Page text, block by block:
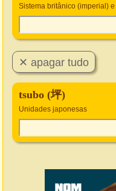
Sistema britânico (imperial)
tsubo (坪)
Unidades japonesas